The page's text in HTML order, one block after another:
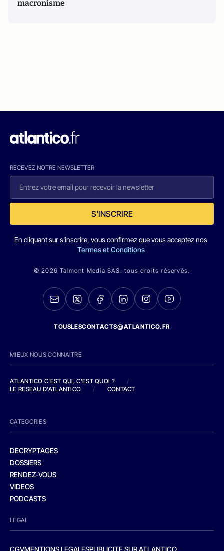
macronisme
RECEVEZ NOTRE NEWSLETTER
S'INSCRIRE
En cliquant sur s'inscrire, vous confirmez que vous acceptez nos
Termes et Conditions
© 2026 Talmont Media SAS. tous droits réservés.
TOUSLESCONTACTS@ATLANTICO.FR
MIEUX NOUS CONNAITRE
ATLANTICO C'EST QUI, C'EST QUOI ?
/
LE RESEAU D'ATLANTICO
/ CONTACT
CATEGORIES
DECRYPTAGES
DOSSIERS
RENDEZ-VOUS
VIDEOS
PODCASTS
LEGAL
CGVMENTIONS LEGALESPUBLICITE SUR ATLANTICO